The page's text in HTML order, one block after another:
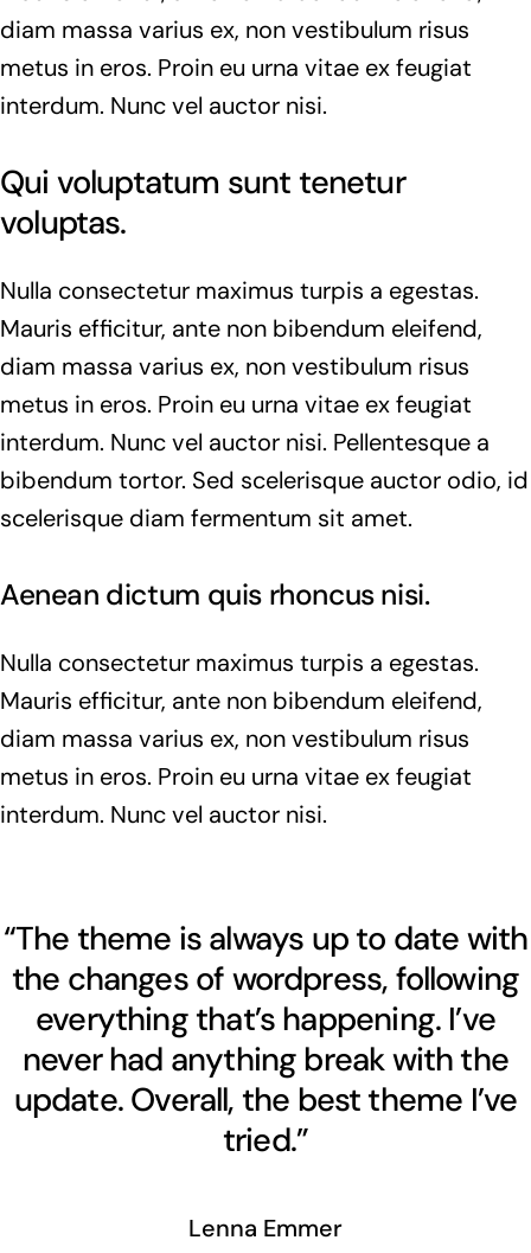
diam massa varius ex, non vestibulum risus
metus in eros. Proin eu urna vitae ex feugiat
interdum. Nunc vel auctor nisi.
Qui voluptatum sunt tenetur
voluptas.
Nulla consectetur maximus turpis a egestas.
Mauris efficitur, ante non bibendum eleifend,
diam massa varius ex, non vestibulum risus
metus in eros. Proin eu urna vitae ex feugiat
interdum. Nunc vel auctor nisi. Pellentesque a
bibendum tortor. Sed scelerisque auctor odio, id
scelerisque diam fermentum sit amet.
Aenean dictum quis rhoncus nisi.
Nulla consectetur maximus turpis a egestas.
Mauris efficitur, ante non bibendum eleifend,
diam massa varius ex, non vestibulum risus
metus in eros. Proin eu urna vitae ex feugiat
interdum. Nunc vel auctor nisi.
“The theme is always up to date with
the changes of wordpress, following
everything that’s happening. I’ve
never had anything break with the
update. Overall, the best theme I’ve
tried.”
Lenna Emmer